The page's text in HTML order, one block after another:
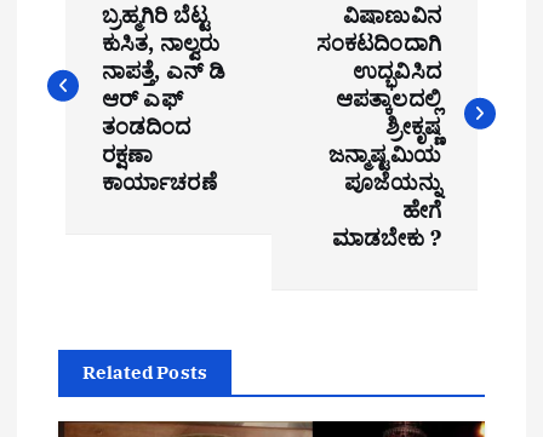
s
t
g
a
ಬ್ರಹ್ಮಗಿರಿ ಬೆಟ್ಟ
ಕುಸಿತ, ನಾಲ್ವರು
ನಾಪತ್ತೆ, ಎನ್ ಡಿ
ಆರ್ ಎಫ್
ತಂಡದಿಂದ
ರಕ್ಷಣಾ
ಕಾರ್ಯಾಚರಣೆ
ವಿಷಾಣುವಿನ
ಸಂಕಟದಿಂದಾಗಿ
ಉದ್ಭವಿಸಿದ
ಆಪತ್ಕಾಲದಲ್ಲಿ
ಶ್ರೀಕೃಷ್ಣ
ಜನ್ಮಾಷ್ಟಮಿಯ
ಪೂಜೆಯನ್ನು
ಹೇಗೆ
ಮಾಡಬೇಕು ?
Related Posts